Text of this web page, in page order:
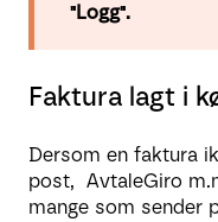
"Logg".
Faktura lagt i
Dersom en faktura
post, AvtaleGiro
mange som sender